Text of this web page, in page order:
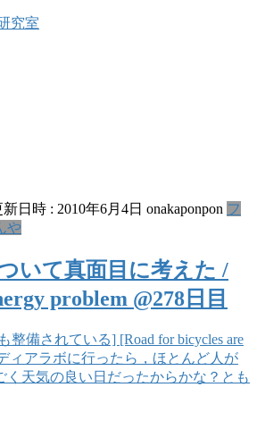
究室
日時 : 2010年6月4日 onakaponpon フ
や
いて真面目に考えた /
problem @278日目
整備されている] [Road for bicycles are
ィアラボに行ったら，ほとんど人が
く天気の良い日だったからかな？とも